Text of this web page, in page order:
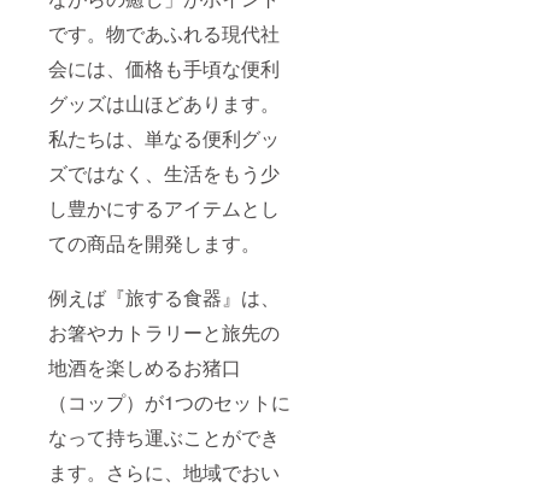
です。物であふれる現代社
会には、価格も手頃な便利
グッズは山ほどあります。
私たちは、単なる便利グッ
ズではなく、生活をもう少
し豊かにするアイテムとし
ての商品を開発します。
例えば『旅する食器』は、
お箸やカトラリーと旅先の
地酒を楽しめるお猪口
（コップ）が1つのセットに
なって持ち運ぶことができ
ます。さらに、地域でおい